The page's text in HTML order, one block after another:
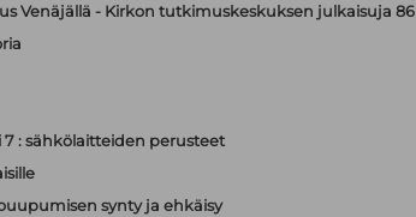
Venäjällä - Kirkon tutkimuskeskuksen julkaisuja 86
: sähkölaitteiden perusteet
synty ja ehkäisy